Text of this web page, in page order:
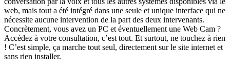
web, mais tout a été intégré dans une seule et unique interface qui ne
nécessite aucune intervention de la part des deux intervenants.
Concrètement, vous avez un PC et éventuellement une Web Cam ?
Accédez à votre consultation, c’est tout. Et surtout, ne touchez à rien
! C’est simple, ça marche tout seul, directement sur le site internet et
sans rien installer.